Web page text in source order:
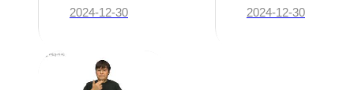
려주다,
다)
2024-12-30 2024-12-30